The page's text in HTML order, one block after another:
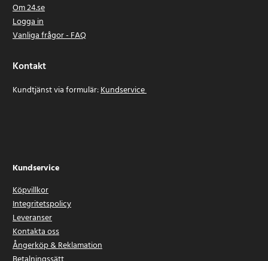
Om 24.se
Logga in
Vanliga frågor - FAQ
Kontakt
Kundtjänst via formulär:Kundservice
Kundservice
Köpvillkor
Integritetspolicy
Leveranser
Kontakta oss
Ångerköp & Reklamation